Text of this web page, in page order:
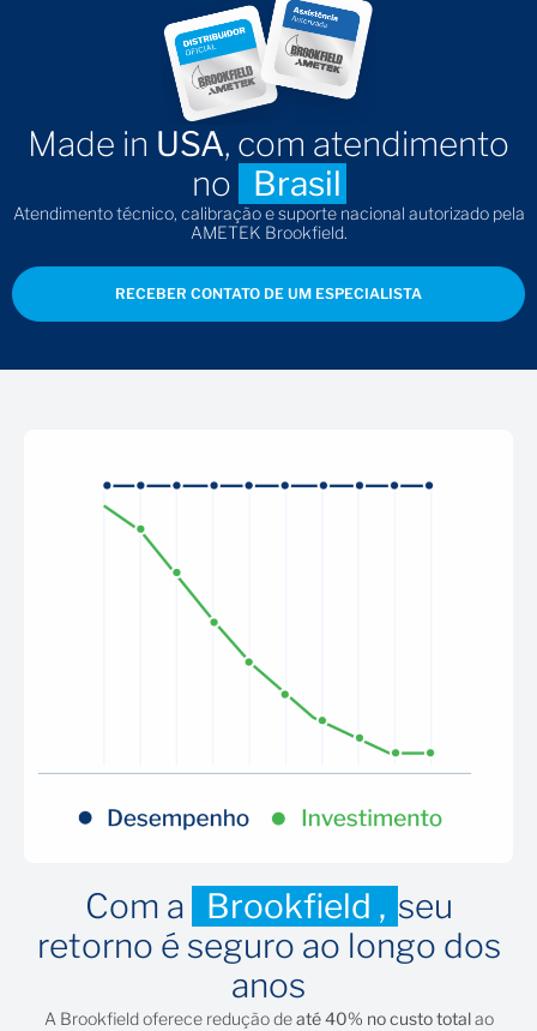
Made in USA, com atendimento
no
Brasil
Atendimento técnico, calibração e suporte nacional autorizado pela
AMETEK Brookfield.
RECEBER CONTATO DE UM ESPECIALISTA
Com a Brookfield , seu
retorno é seguro ao longo dos
anos
A Brookfield oferece redução deaté 40% no custo totalao